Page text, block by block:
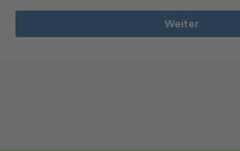
Weiter